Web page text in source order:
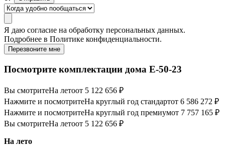
Я даю согласие на обработку персональных данных.
Подробнее в Политике конфиденциальности.
Перезвоните мне
Посмотрите комплектации дома E-50-23
Вы смотритеНа летоот 5 122 656 ₽
Нажмите и посмотритеНа круглый год стандартот 6 586 272 ₽
Нажмите и посмотритеНа круглый год премиумот 7 757 165 ₽
Вы смотритеНа летоот 5 122 656 ₽
На лето